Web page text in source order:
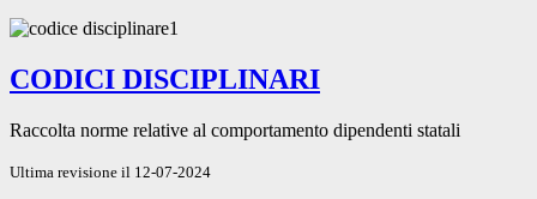
CODICI DISCIPLINARI
Raccolta norme relative al comportamento dipendenti statali
Ultima revisione il 12-07-2024